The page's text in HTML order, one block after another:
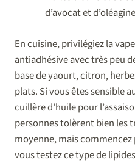
d’avocat et
En cuisine, privilégiez la
antiadhésive avec très peu
base de yaourt, citron,
plats. Si vous êtes sensible
cuillère d’huile pour
personnes tolèrent bien les
moyenne, mais
vous testez ce type de lipides